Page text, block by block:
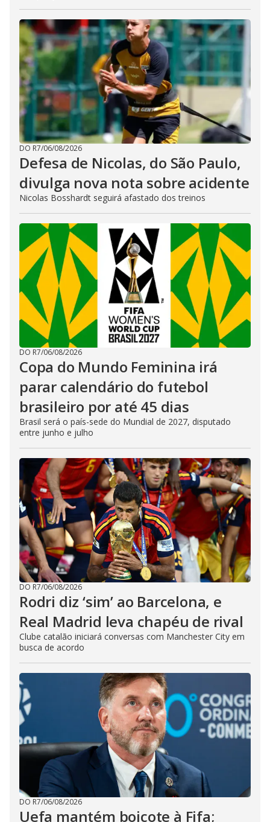
DO R7/06/08/2026
Defesa de Nicolas, do São Paulo,
divulga nova nota sobre acidente
Nicolas Bosshardt seguirá afastado dos treinos
DO R7/06/08/2026
Copa do Mundo Feminina irá
parar calendário do futebol
brasileiro por até 45 dias
Brasil será o país-sede do Mundial de 2027, disputado
entre junho e julho
DO R7/06/08/2026
Rodri diz ‘sim’ ao Barcelona, e
Real Madrid leva chapéu de rival
Clube catalão iniciará conversas com Manchester City em
busca de acordo
DO R7/06/08/2026
Uefa mantém boicote à Fifa;